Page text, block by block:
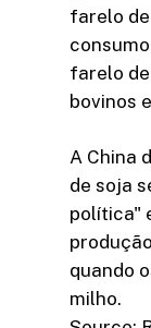
farelo
farelo
bovinos
A China
de soja
política"
quando
milho.